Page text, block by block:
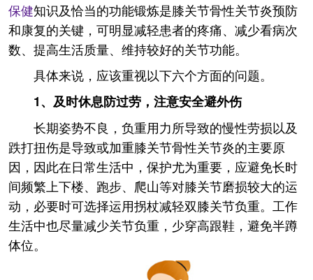
保健知识及恰当的功能锻炼是膝关节骨性关节炎预防
和康复的关键，可明显减轻患者的疼痛、减少看病次
数、提高生活质量、维持较好的关节功能。
具体来说，应该重视以下六个方面的问题。
1、及时休息防过劳，注意安全避外伤
长期姿势不良，负重用力所导致的慢性劳损以及
跌打扭伤是导致或加重膝关节骨性关节炎的主要原
因，因此在日常生活中，保护尤为重要，应避免长时
间频繁上下楼、跑步、爬山等对膝关节磨损较大的运
动，必要时可选择运用拐杖减轻双膝关节负重。工作
生活中也尽量减少关节负重，少穿高跟鞋，避免半蹲
体位。